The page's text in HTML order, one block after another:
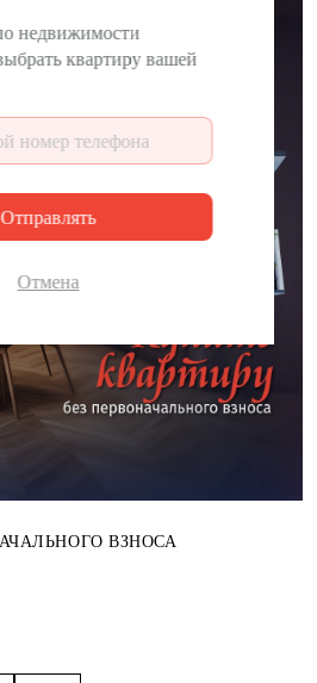
недвижимости
квартиру вашей
Отправлять
Отмена
МИНУТАСЕКУНДА
ВЗНОСА